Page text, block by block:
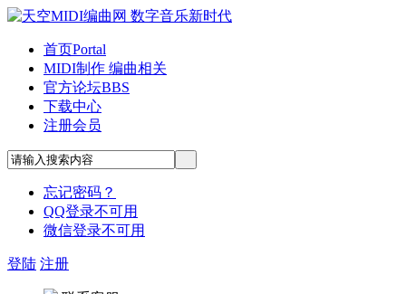
首页Portal
MIDI制作 编曲相关
官方论坛BBS
下载中心
注册会员
忘记密码？
QQ登录不可用
微信登录不可用
登陆 注册